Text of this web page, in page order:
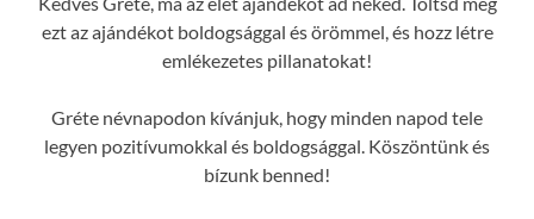
ezt az ajándékot boldogsággal és örömmel, és hozz létre
emlékezetes pillanatokat!
Gréte névnapodon kívánjuk, hogy minden napod tele
legyen pozitívumokkal és boldogsággal. Köszöntünk és
bízunk benned!